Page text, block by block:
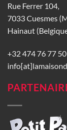
Rue Ferrer 104,
7033 Cuesmes
Hainaut
+32 474 76 77 50